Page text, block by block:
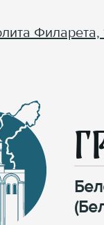
Филарета,